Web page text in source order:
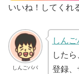
いいね！してくれ
しんごパパ
しん
した
登録、